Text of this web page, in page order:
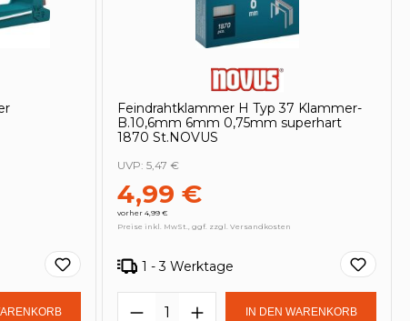
oder benutze die Schaltflächen
Gib den gewünschten Wert ein
Feindrahtklammer H Typ 37 Klammer-
B.10,6mm 6mm 0,75mm superhart
1870 St.NOVUS
4,99 €
vorher 4,99 €
UVP:5,47 €
Preise inkl. MwSt., ggf. zzgl. Versandkosten
1 - 3 Werktage
Produkt Anzahl: Gib den
IN DEN WARENKORB